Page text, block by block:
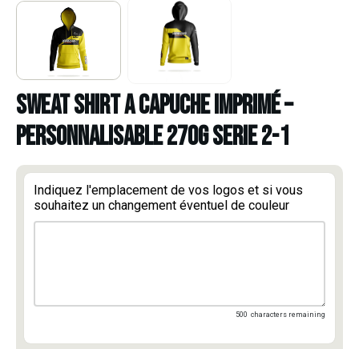
SWEAT SHIRT A CAPUCHE IMPRIMÉ –
PERSONNALISABLE 270G SERIE 2-1
Indiquez l'emplacement de vos logos et si vous
souhaitez un changement éventuel de couleur
500 characters remaining